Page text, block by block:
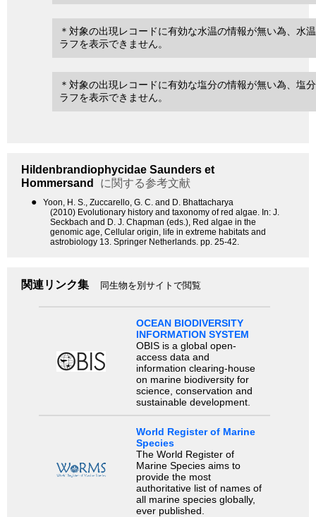
＊対象の出現レコードに有効な水温の情報が無い為、水
ラフを表示できません。
＊対象の出現レコードに有効な塩分の情報が無い為、塩
ラフを表示できません。
Hildenbrandiophycidae Saunders et
Hommersand
に関する参考文献
●
Yoon, H. S., Zuccarello, G. C. and D. Bhattacharya
(2010) Evolutionary history and taxonomy of red algae. In: J.
Seckbach and D. J. Chapman (eds.), Red algae in the
genomic age, Cellular origin, life in extreme habitats and
astrobiology 13. Springer Netherlands. pp. 25-42.
関連リンク集 同生物を別サイトで閲覧
OCEAN BIODIVERSITY
INFORMATION SYSTEM
OBIS is a global open-
access data and
information clearing-house
on marine biodiversity for
science, conservation and
sustainable development.
World Register of Marine
Species
The World Register of
Marine Species aims to
provide the most
authoritative list of names of
all marine species globally,
ever published.